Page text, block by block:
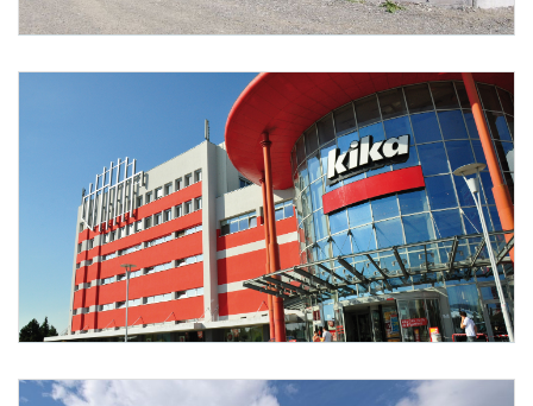
Foto 3: (c) Energy Changes Projektentwicklung GmbH